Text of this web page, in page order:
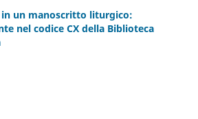
in un manoscritto liturgico:
nel codice CX della Biblioteca